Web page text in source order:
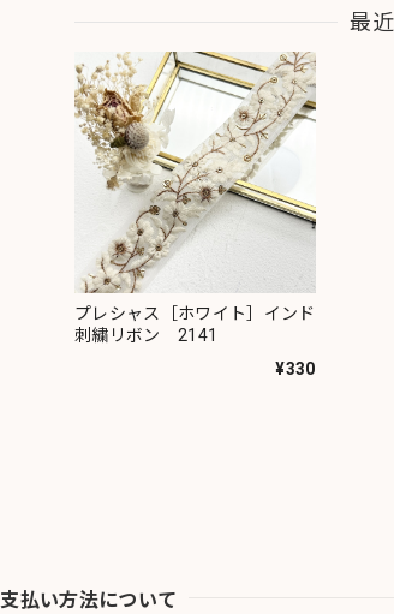
最
プレシャス［ホワイト］インド
刺繍リボン 2141
¥330
払い方法について